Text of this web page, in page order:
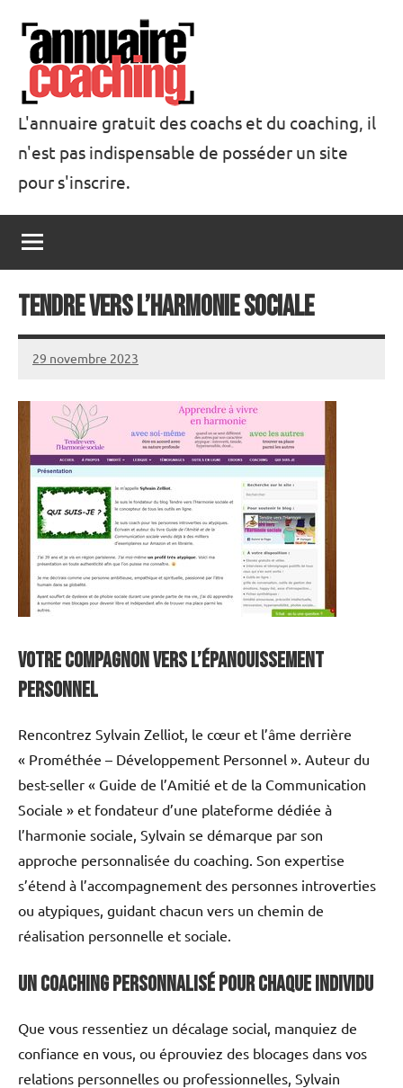
contenu
Annuaire
Coaching
L'annuaire gratuit des coachs et du coaching, il
n'est pas indispensable de posséder un site
pour s'inscrire.
Tendre vers l’harmonie sociale
29 novembre 2023
annuairecoaching
Votre compagnon vers l’épanouissement
personnel
Rencontrez Sylvain Zelliot, le cœur et l’âme derrière
« Prométhée – Développement Personnel ». Auteur du
best-seller « Guide de l’Amitié et de la Communication
Sociale » et fondateur d’une plateforme dédiée à
l’harmonie sociale, Sylvain se démarque par son
approche personnalisée du coaching. Son expertise
s’étend à l’accompagnement des personnes introverties
ou atypiques, guidant chacun vers un chemin de
réalisation personnelle et sociale.
Un coaching personnalisé pour chaque individu
Que vous ressentiez un décalage social, manquiez de
confiance en vous, ou éprouviez des blocages dans vos
relations personnelles ou professionnelles, Sylvain